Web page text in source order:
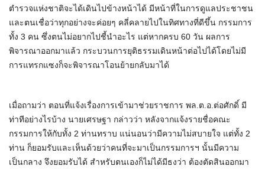
ตำรวจแห่งชาติจะได้เดินไปข้างหน้าได้ มีหน้าที่ในการดูแลประชาชน
และตนเชื่อว่าทุกอย่างจะค่อยๆ คลี่คลายไปในทิศทางที่ดีขึ้น กรรมการ
ทั้ง 3 คน ซึ่งตนไม่อยากไปชี้นำอะไร แต่หากครบ 60 วัน ผลการ
พิจารณาออกมาแล้ว กระบวนการยุติธรรมเดินหน้าต่อไปได้โดยไม่มี
การแทรกแซงก็จะพิจารณาโอนย้ายกลับมาได้
เมื่อถามว่า ตอนที่แจ้งเรื่องการเข้ามาช่วยราชการ พล.ต.อ.ต่อศักดิ์ มี
ท่าทีอย่างไรบ้าง นายเศรษฐา กล่าวว่า หลังจากแจ้งรายชื่อคณะ
กรรมการให้กับทั้ง 2 ท่านทราบ แน่นอนว่ามีความไม่สบายใจ แต่ทั้ง 2
ท่าน ก็ยอมรับและเห็นด้วยว่าคนที่จะมาเป็นกรรมการฯ นั้นมีความ
เป็นกลาง จึงยอมรับได้ สำหรับตนเองก็ไม่ได้มีธงว่า ต้องตัดสินออกมา